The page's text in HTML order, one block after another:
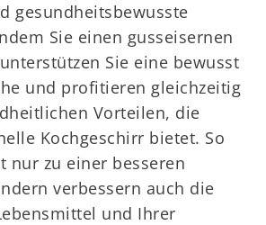
gesundheitsbewusste
Sie einen gusseisernen
Sie eine bewusst
und profitieren gleichzeitig
Vorteilen, die
Kochgeschirr bietet. So
nur zu einer besseren
verbessern auch die
und Ihrer